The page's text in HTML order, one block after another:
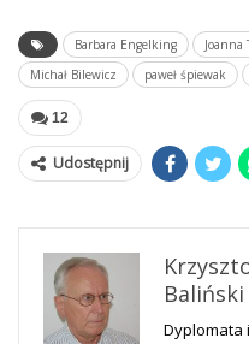
Barbara Engelking Joanna
Michał Bilewicz
paweł śpiewak
12
Udostępnij
Baliński
Dyplomata